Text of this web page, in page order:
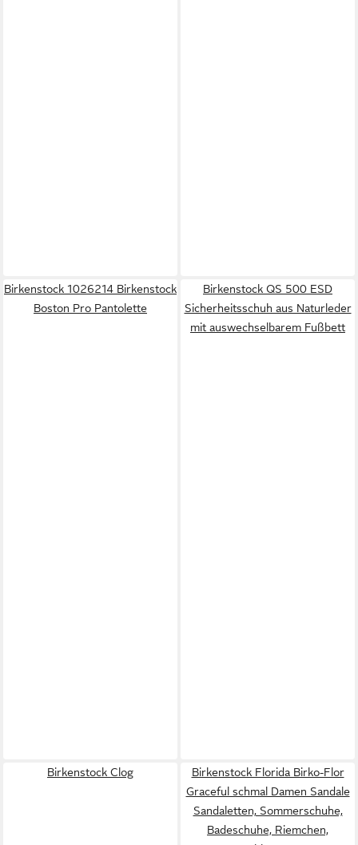
Birkenstock 1026214 Birkenstock
Boston Pro Pantolette
Birkenstock QS 500 ESD
Sicherheitsschuh aus Naturleder
mit auswechselbarem Fußbett
Birkenstock Clog
Birkenstock Florida Birko-Flor
Graceful schmal Damen Sandale
Sandaletten, Sommerschuhe,
Badeschuhe, Riemchen,